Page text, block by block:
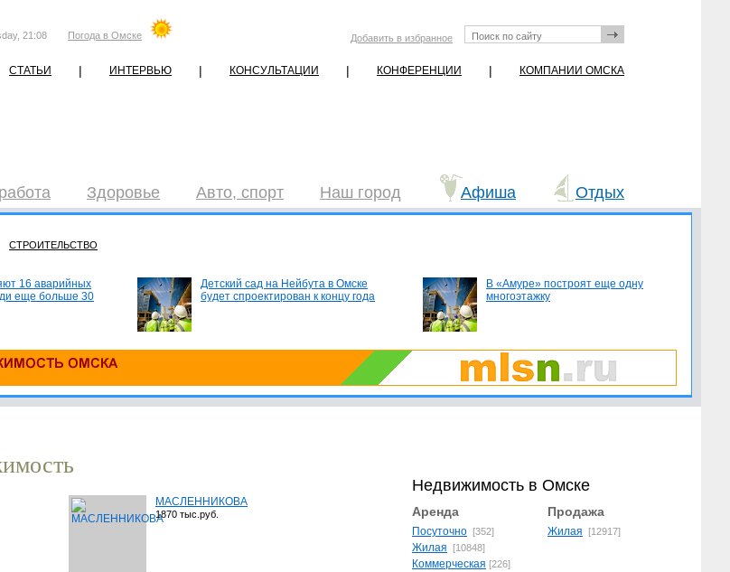
21:08 Погода в Омске Добавить в избранное
СТАТЬИ | ИНТЕРВЬЮ | КОНСУЛЬТАЦИИ | КОНФЕРЕНЦИИ | КОМПАНИИ ОМСКА
Здоровье Авто, спорт Наш город Афиша Отдых
СТРОИТЕЛЬСТВО
16 аварийных
еще больше 30
Детский сад на Нейбута в Омске
будет спроектирован к концу года
В «Амуре» построят еще одну
многоэтажку
МАСЛЕННИКОВА
1870 тыс.руб.
Недвижимость в Омске
Аренда Продажа
Посуточно [352]
Жилая [10848]
Коммерческая [226]
Жилая [12917]